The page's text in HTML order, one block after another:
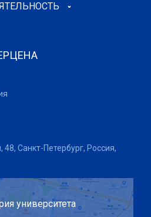
Санкт-Петербург, Россия,
университета